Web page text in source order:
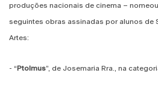
produções nacionais de cinema –
seguintes obras assinadas por alunos de
Artes:
- “Ptolmus”, de Josemaria Rra., na